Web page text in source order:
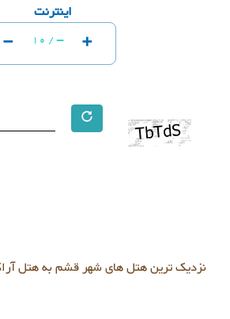
اینترنت
- 10 / - +
نزدیک ترین هتل های شهر قشم به هتل